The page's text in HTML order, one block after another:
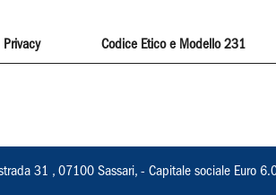
Privacy Codice Etico e Modello 231
31 , 07100 Sassari, - Capitale sociale Euro